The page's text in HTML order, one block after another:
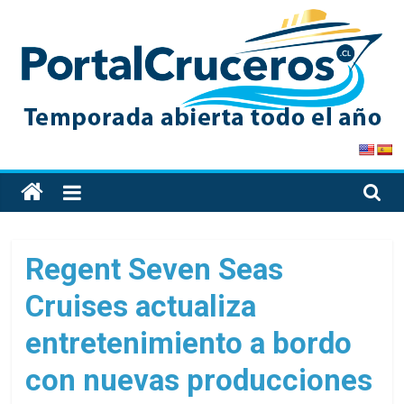
content
PortalCruceros
Toda
la
de
cruceros
en
solo
Regent Seven Seas
Cruises actualiza
entretenimiento a bordo
con nuevas producciones